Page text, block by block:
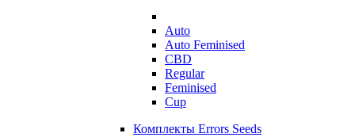
Auto
Auto Feminised
CBD
Regular
Feminised
Cup
Комплекты Errors Seeds